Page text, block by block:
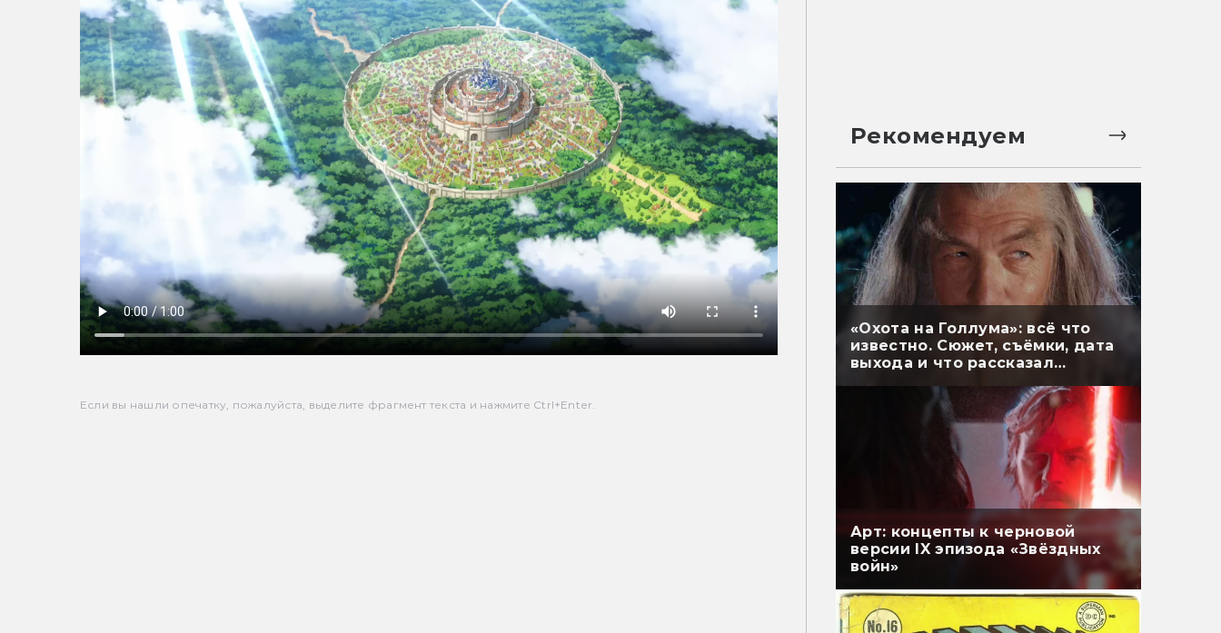
Если вы нашли опечатку, пожалуйста, выделите фрагмент текста и нажмите Ctrl+Enter.
Рекомендуем
«Охота на Голлума»: всё что
известно. Сюжет, съёмки, дата
выхода и что рассказал
Арт: концепты к черновой
версии IX эпизода «Звёздных
войн»